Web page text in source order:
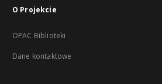
O Projekcie
OPAC Biblioteki
Dane kontaktowe